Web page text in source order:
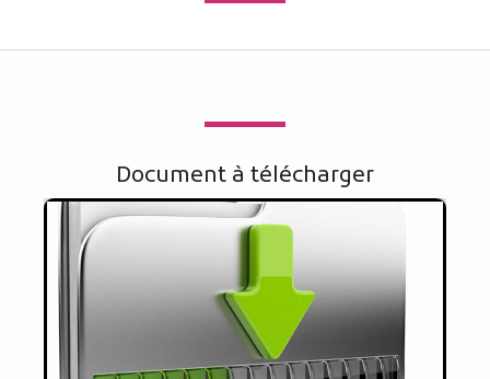
Document à télécharger